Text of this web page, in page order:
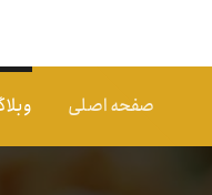
صفحه اصلی